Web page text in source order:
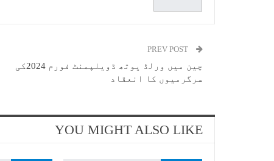
چین میں ورلڈ یوتھ ڈویلپمنٹ فورم 2024کی
سرگرمیوں کا انعقاد
YOU MIGHT ALSO LIKE